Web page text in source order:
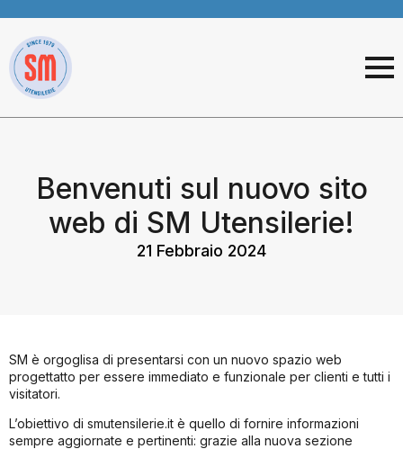
Benvenuti sul nuovo sito
web di SM Utensilerie!
21 Febbraio 2024
SM è orgoglisa di presentarsi con un nuovo spazio web
progettatto per essere immediato e funzionale per clienti e tutti i
visitatori.
L’obiettivo di smutensilerie.it è quello di fornire informazioni
sempre aggiornate e pertinenti: grazie alla nuova sezione